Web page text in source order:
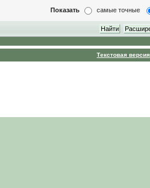
Показать самые точные
Текстовая версия